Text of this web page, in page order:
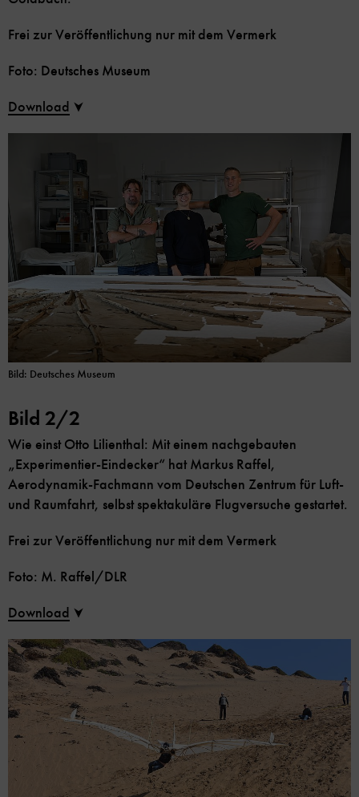
Bild: Deutsches Museum
Frei zur Veröffentlichung nur mit dem Vermerk
Foto: Deutsches Museum
Download
Bild 2/2
Wie einst Otto Lilienthal: Mit einem nachgebauten
„Experimentier-Eindecker“ hat Markus Raffel,
Aerodynamik-Fachmann vom Deutschen Zentrum für Luft-
und Raumfahrt, selbst spektakuläre Flugversuche gestartet.
Frei zur Veröffentlichung nur mit dem Vermerk
Foto: M. Raffel/DLR
Download